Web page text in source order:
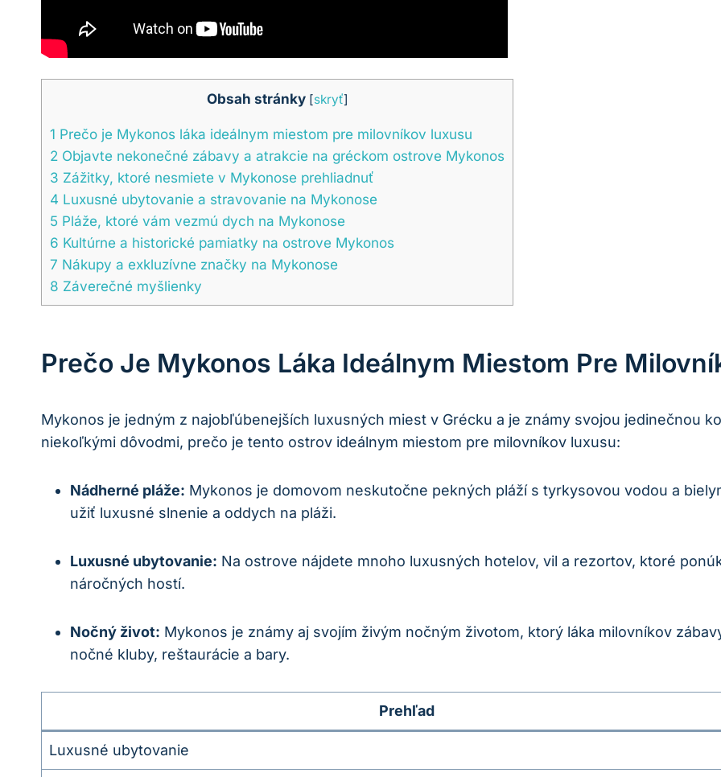
Obsah stránky [skryť]
1 Prečo je Mykonos láka ideálnym miestom pre milovníkov luxusu
2 Objavte nekonečné zábavy a atrakcie na gréckom ostrove Mykonos
3 Zážitky, ktoré nesmiete v Mykonose prehliadnuť
4 Luxusné ubytovanie a stravovanie na Mykonose
5 Pláže, ktoré vám vezmú dych na Mykonose
6 Kultúrne a historické pamiatky na ostrove Mykonos
7 Nákupy a exkluzívne značky na Mykonose
8 Záverečné myšlienky
Prečo Je Mykonos Láka Ideálnym Miestom Pre
Mykonos je jedným z najobľúbenejších luxusných miest v Grécku a je známy svojou jedinečnou
niekoľkými dôvodmi, prečo je tento ostrov ideálnym miestom pre milovníkov luxusu:
Nádherné pláže: Mykonos je domovom neskutočne pekných pláží s tyrkysovou vodou a
užiť luxusné slnenie a oddych na pláži.
Luxusné ubytovanie: Na ostrove nájdete mnoho luxusných hotelov, vil a rezortov, ktoré
náročných hostí.
Nočný život: Mykonos je známy aj svojím živým nočným životom, ktorý láka milovníkov
nočné kluby, reštaurácie a bary.
Prehľad
Luxusné ubytovanie